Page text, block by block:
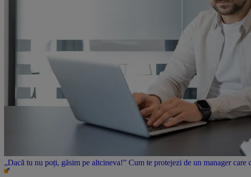
„Dacă tu nu poți, găsim pe altcineva!” Cum te protejezi de un manager